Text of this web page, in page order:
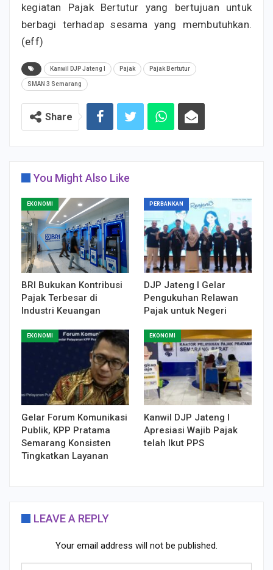
kegiatan Pajak Bertutur yang bertujuan untuk
berbagi terhadap sesama yang membutuhkan.
(eff)
Kanwil DJP Jateng I Pajak Pajak Bertutur
SMAN 3 Semarang
Share
You Might Also Like
EKONOMI
BRI Bukukan Kontribusi
Pajak Terbesar di
Industri Keuangan
PERBANKAN
DJP Jateng I Gelar
Pengukuhan Relawan
Pajak untuk Negeri
EKONOMI
Gelar Forum Komunikasi
Publik, KPP Pratama
Semarang Konsisten
Tingkatkan Layanan
EKONOMI
Kanwil DJP Jateng I
Apresiasi Wajib Pajak
telah Ikut PPS
LEAVE A REPLY
Your email address will not be published.